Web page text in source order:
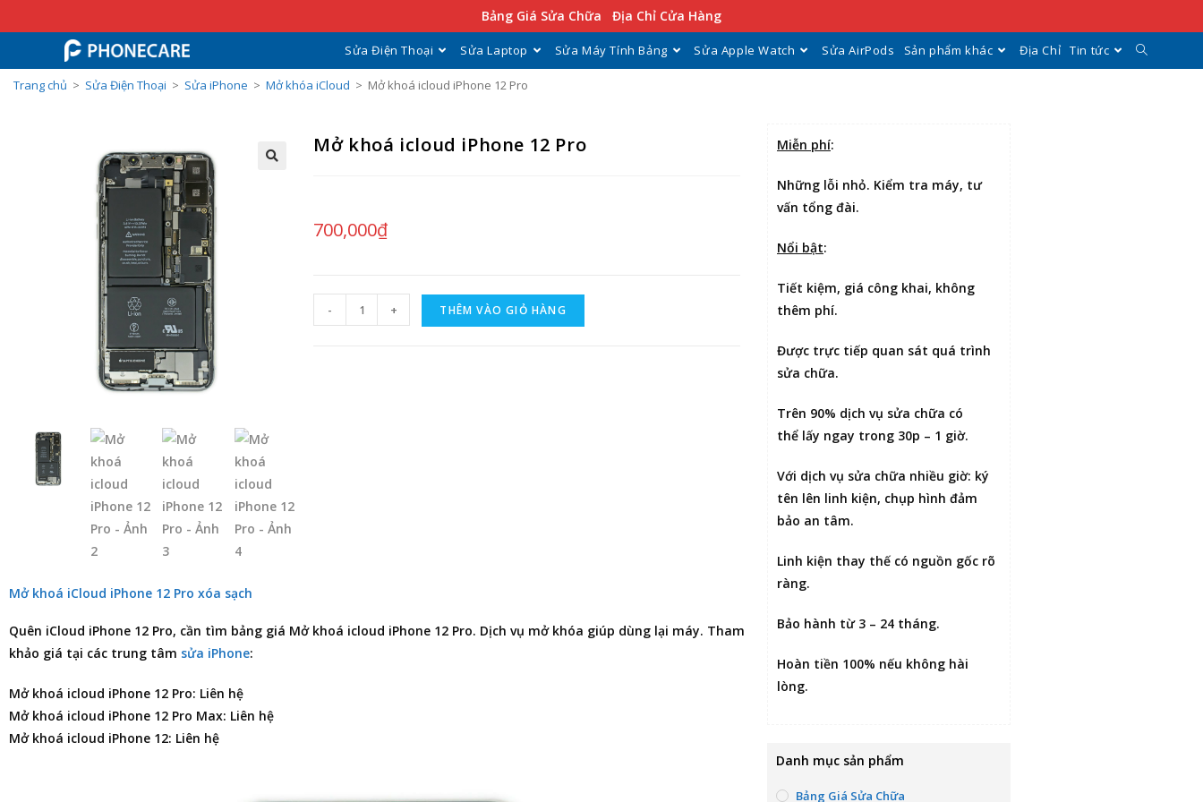
Bảng Giá Sửa Chữa Địa Chỉ Cửa Hàng
Sửa Điện Thoại Sửa Laptop Sửa Máy Tính Bảng Sửa Apple Watch Sửa AirPods Sản phẩm khác Địa Chỉ Tin tức
Trang chủ > Sửa Điện Thoại > Sửa iPhone > Mở khóa iCloud > Mở khoá icloud iPhone 12 Pro
Mở khoá icloud iPhone 12 Pro
700,000₫
- + THÊM VÀO GIỎ HÀNG
Mở khoá iCloud iPhone 12 Pro xóa sạch
Quên iCloud iPhone 12 Pro, cần tìm bảng giá Mở khoá icloud iPhone 12 Pro. Dịch vụ mở khóa giúp dùng lại máy. Tham
khảo giá tại các trung tâm sửa iPhone:
Mở khoá icloud iPhone 12 Pro: Liên hệ
Mở khoá icloud iPhone 12 Pro Max: Liên hệ
Mở khoá icloud iPhone 12: Liên hệ
Miễn phí:
Những lỗi nhỏ. Kiểm tra máy, tư
vấn tổng đài.
Nổi bật:
Tiết kiệm, giá công khai, không
thêm phí.
Được trực tiếp quan sát quá trình
sửa chữa.
Trên 90% dịch vụ sửa chữa có
thể lấy ngay trong 30p – 1 giờ.
Với dịch vụ sửa chữa nhiều giờ: ký
tên lên linh kiện, chụp hình đảm
bảo an tâm.
Linh kiện thay thế có nguồn gốc rõ
ràng.
Bảo hành từ 3 – 24 tháng.
Hoàn tiền 100% nếu không hài
lòng.
Danh mục sản phẩm
Bảng Giá Sửa Chữa